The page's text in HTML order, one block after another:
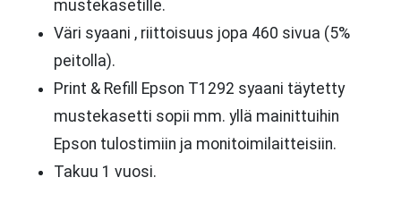
mustekasetille.
Väri syaani , riittoisuus jopa 460 sivua (5%
peitolla).
Print & Refill Epson T1292 syaani täytetty
mustekasetti sopii mm. yllä mainittuihin
Epson tulostimiin ja monitoimilaitteisiin.
Takuu 1 vuosi.